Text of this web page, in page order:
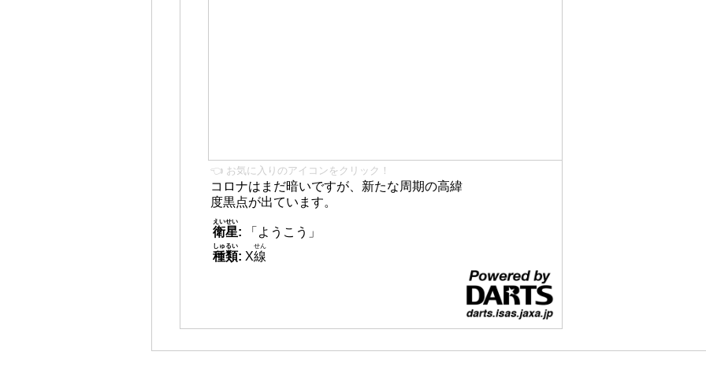
👈 お気に入りのアイコンをクリック！
コロナはまだ暗いですが、新たな周期の高緯
度黒点が出ています。
衛星
えいせい
:
「ようこう」
種類
しゅるい
: X線
せん